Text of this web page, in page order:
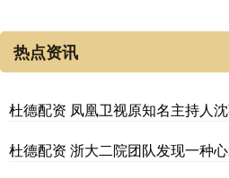
热点资讯
杜德配资 凤凰卫视原知名主持人
杜德配资 浙大二院团队发现一种